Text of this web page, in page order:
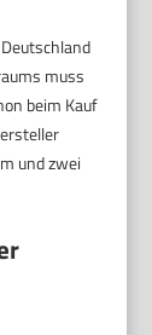
muss
beim Kauf
und zwei